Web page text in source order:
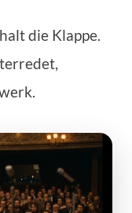
die Klappe.